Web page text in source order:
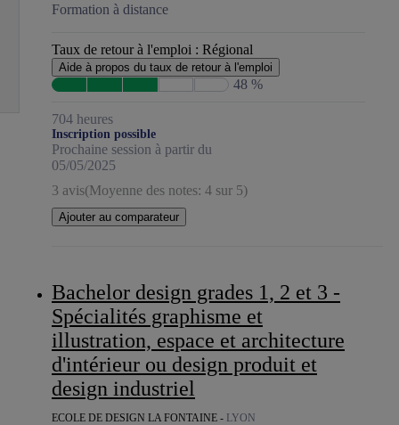
Formation à distance
Taux de retour à l'emploi : Régional
Aide à propos du taux de retour à l'emploi
48 %
704 heures
Inscription possible
Prochaine session à partir du
05/05/2025
3 avis(Moyenne des notes: 4 sur 5)
Ajouter au comparateur
Bachelor design grades 1, 2 et 3 -
Spécialités graphisme et
illustration, espace et architecture
d'intérieur ou design produit et
design industriel
ECOLE DE DESIGN LA FONTAINE - LYON